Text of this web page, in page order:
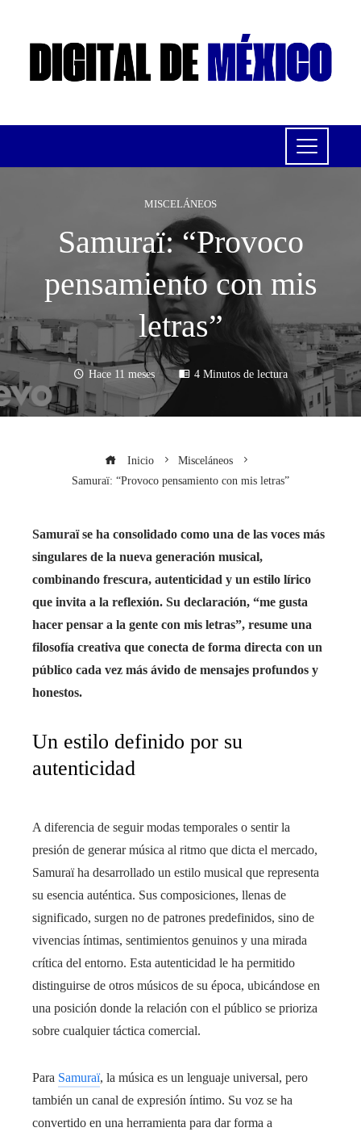
MISCELÁNEOS
Samuraï: “Provoco
pensamiento con mis
letras”
Hace 11 meses 4 Minutos de lectura
Inicio
Misceláneos
Samuraï: “Provoco pensamiento con mis letras”
Samuraï se ha consolidado como una de las voces más
singulares de la nueva generación musical,
combinando frescura, autenticidad y un estilo lírico
que invita a la reflexión. Su declaración, “me gusta
hacer pensar a la gente con mis letras”, resume una
filosofía creativa que conecta de forma directa con un
público cada vez más ávido de mensajes profundos y
honestos.
Un estilo definido por su
autenticidad
A diferencia de seguir modas temporales o sentir la
presión de generar música al ritmo que dicta el mercado,
Samuraï ha desarrollado un estilo musical que representa
su esencia auténtica. Sus composiciones, llenas de
significado, surgen no de patrones predefinidos, sino de
vivencias íntimas, sentimientos genuinos y una mirada
crítica del entorno. Esta autenticidad le ha permitido
distinguirse de otros músicos de su época, ubicándose en
una posición donde la relación con el público se prioriza
sobre cualquier táctica comercial.
Para Samuraï, la música es un lenguaje universal, pero
también un canal de expresión íntimo. Su voz se ha
convertido en una herramienta para dar forma a